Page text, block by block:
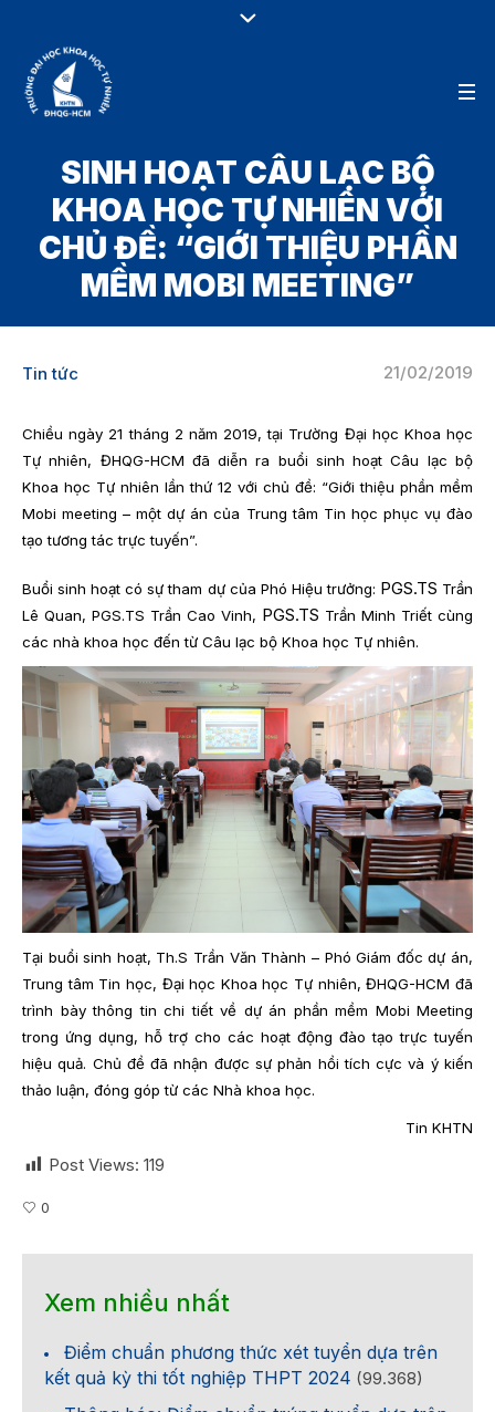
SINH HOẠT CÂU LẠC BỘ
KHOA HỌC TỰ NHIÊN VỚI
CHỦ ĐỀ: “GIỚI THIỆU PHẦN
MỀM MOBI MEETING”
21/02/2019
Tin tức
Chiều ngày 21 tháng 2 năm 2019, tại Trường Đại học Khoa học
Tự nhiên, ĐHQG-HCM đã diễn ra buổi sinh hoạt Câu lạc bộ
Khoa học Tự nhiên lần thứ 12 với chủ đề: “Giới thiệu phần mềm
Mobi meeting – một dự án của Trung tâm Tin học phục vụ đào
tạo tương tác trực tuyến”.
Buổi sinh hoạt có sự tham dự của Phó Hiệu trưởng: PGS.TS Trần
Lê Quan, PGS.TS Trần Cao Vinh, PGS.TS Trần Minh Triết cùng
các nhà khoa học đến từ Câu lạc bộ Khoa học Tự nhiên.
Tại buổi sinh hoạt, Th.S Trần Văn Thành – Phó Giám đốc dự án,
Trung tâm Tin học, Đại học Khoa học Tự nhiên, ĐHQG-HCM đã
trình bày thông tin chi tiết về dự án phần mềm Mobi Meeting
trong ứng dụng, hỗ trợ cho các hoạt động đào tạo trực tuyến
hiệu quả. Chủ đề đã nhận được sự phản hồi tích cực và ý kiến
thảo luận, đóng góp từ các Nhà khoa học.
Tin KHTN
Post Views: 119
0
Xem nhiều nhất
Điểm chuẩn phương thức xét tuyển dựa trên
kết quả kỳ thi tốt nghiệp THPT 2024 (99.368)